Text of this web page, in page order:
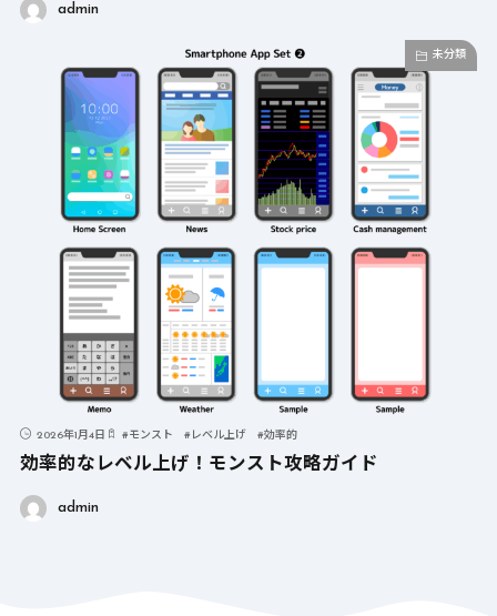
admin
未分類
2026年1月4日 #モンスト #レベル上げ #効率的
効率的なレベル上げ！モンスト攻略ガイド
admin